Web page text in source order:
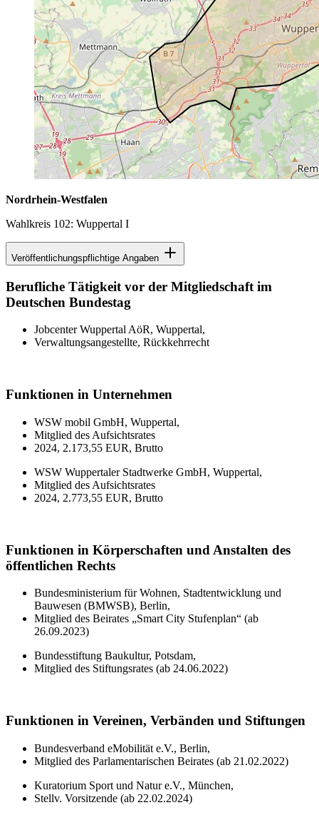
Nordrhein-Westfalen
Wahlkreis 102: Wuppertal I
Veröffentlichungspflichtige Angaben
Berufliche Tätigkeit vor der Mitgliedschaft im
Deutschen Bundestag
Jobcenter Wuppertal AöR, Wuppertal,
Verwaltungsangestellte, Rückkehrrecht
Funktionen in Unternehmen
WSW mobil GmbH, Wuppertal,
Mitglied des Aufsichtsrates
2024, 2.173,55 EUR, Brutto
WSW Wuppertaler Stadtwerke GmbH, Wuppertal,
Mitglied des Aufsichtsrates
2024, 2.773,55 EUR, Brutto
Funktionen in Körperschaften und Anstalten des
öffentlichen Rechts
Bundesministerium für Wohnen, Stadtentwicklung und
Bauwesen (BMWSB), Berlin,
Mitglied des Beirates „Smart City Stufenplan“ (ab
26.09.2023)
Bundesstiftung Baukultur, Potsdam,
Mitglied des Stiftungsrates (ab 24.06.2022)
Funktionen in Vereinen, Verbänden und Stiftungen
Bundesverband eMobilität e.V., Berlin,
Mitglied des Parlamentarischen Beirates (ab 21.02.2022)
Kuratorium Sport und Natur e.V., München,
Stellv. Vorsitzende (ab 22.02.2024)